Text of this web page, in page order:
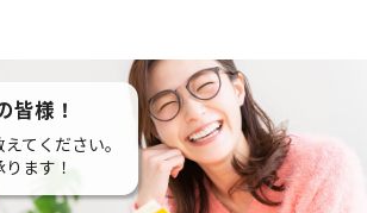
皆様！
てください。
ます！